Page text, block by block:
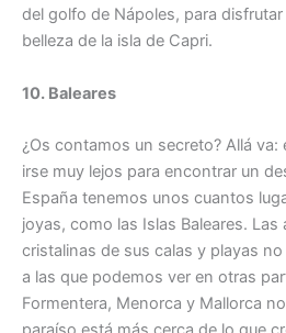
del golfo de Nápoles, para
belleza de la isla de Capri.
10. Baleares
¿Os contamos un secreto? Allá va:
irse muy lejos para encontrar un
España tenemos unos cuantos
joyas, como las Islas Baleares. Las
cristalinas de sus calas y playas
a las que podemos ver en otras
Formentera, Menorca y Mallorca